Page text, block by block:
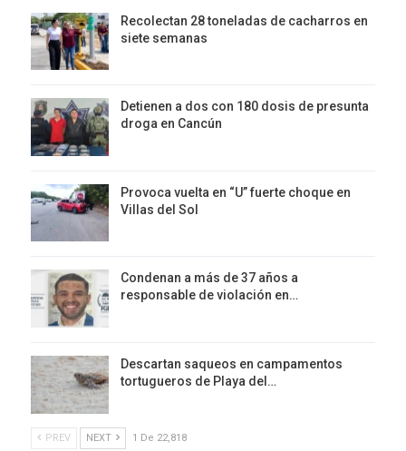
Recolectan 28 toneladas de cacharros en
siete semanas
Detienen a dos con 180 dosis de presunta
droga en Cancún
Provoca vuelta en “U” fuerte choque en
Villas del Sol
Condenan a más de 37 años a
responsable de violación en…
Descartan saqueos en campamentos
tortugueros de Playa del…
PREV NEXT 1 De 22,818